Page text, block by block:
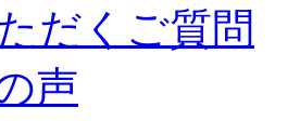
だくご質問
声